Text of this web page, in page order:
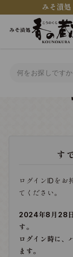
みそ漬
す
ログインIDをお
てください。
2024年8月28日
す。
ログイン時に、
ます。